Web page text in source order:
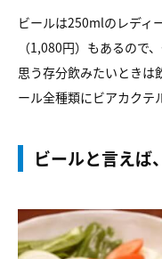
ビールは250mlのレディ
（1,080円）もあるので
思う存分飲みたいときは
ール全種類にビアカクテ
ビールと言えば